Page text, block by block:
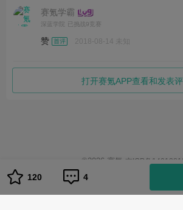
赛氪学霸
深蓝学院 已挑战9竞赛
赞 2018-08-14 未知
打开赛氪APP查看和发表
120 4
©2026 赛氪 京ICP备